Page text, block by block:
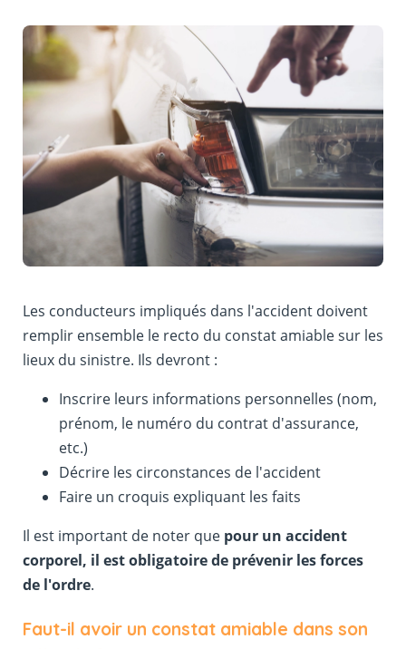
Les conducteurs impliqués dans l'accident doivent
remplir ensemble le recto du constat amiable sur les
lieux du sinistre. Ils devront :
Inscrire leurs informations personnelles (nom,
prénom, le numéro du contrat d'assurance,
etc.)
Décrire les circonstances de l'accident
Faire un croquis expliquant les faits
Il est important de noter que pour un accident
corporel, il est obligatoire de prévenir les forces
de l'ordre.
Faut-il avoir un constat amiable dans son